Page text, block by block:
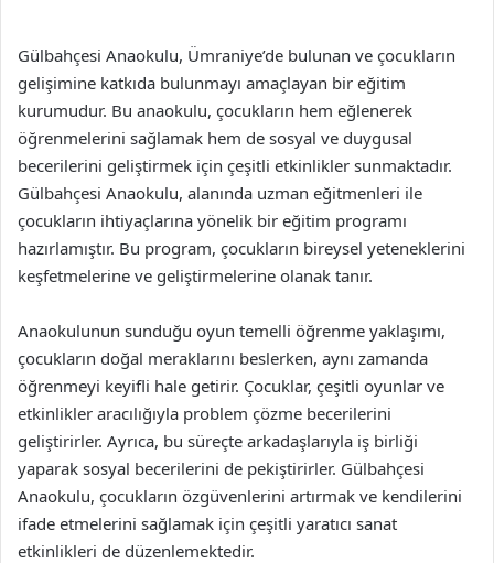
Gülbahçesi Anaokulu, Ümraniye’de bulunan ve çocukların
gelişimine katkıda bulunmayı amaçlayan bir eğitim
kurumudur. Bu anaokulu, çocukların hem eğlenerek
öğrenmelerini sağlamak hem de sosyal ve duygusal
becerilerini geliştirmek için çeşitli etkinlikler sunmaktadır.
Gülbahçesi Anaokulu, alanında uzman eğitmenleri ile
çocukların ihtiyaçlarına yönelik bir eğitim programı
hazırlamıştır. Bu program, çocukların bireysel yeteneklerini
keşfetmelerine ve geliştirmelerine olanak tanır.
Anaokulunun sunduğu oyun temelli öğrenme yaklaşımı,
çocukların doğal meraklarını beslerken, aynı zamanda
öğrenmeyi keyifli hale getirir. Çocuklar, çeşitli oyunlar ve
etkinlikler aracılığıyla problem çözme becerilerini
geliştirirler. Ayrıca, bu süreçte arkadaşlarıyla iş birliği
yaparak sosyal becerilerini de pekiştirirler. Gülbahçesi
Anaokulu, çocukların özgüvenlerini artırmak ve kendilerini
ifade etmelerini sağlamak için çeşitli yaratıcı sanat
etkinlikleri de düzenlemektedir.